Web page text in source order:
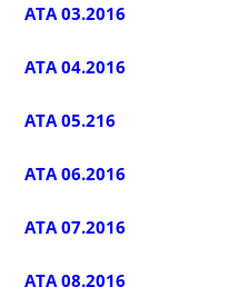
ATA 03.2016
ATA 04.2016
ATA 05.216
ATA 06.2016
ATA 07.2016
ATA 08.2016